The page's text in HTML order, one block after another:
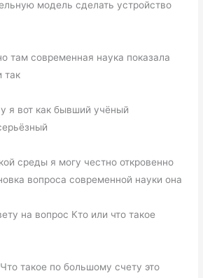
модель сделать устройство
там современная наука показала
так
я вот как бывший учёный
среды я могу честно откровенно
вопроса современной науки она
на вопрос Кто или что такое
такое по большому счету это